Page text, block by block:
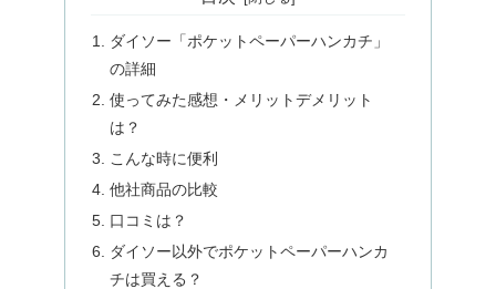
ダイソー「ポケットペーパーハンカチ」
の詳細
使ってみた感想・メリットデメリット
は？
こんな時に便利
他社商品の比較
口コミは？
ダイソー以外でポケットペーパーハンカ
チは買える？